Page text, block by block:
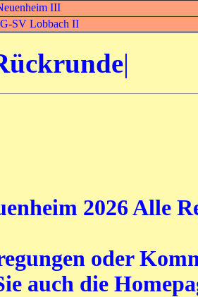
III
SV Lobbach II
|
2026 Alle
oder
auch die